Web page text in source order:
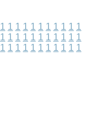
1 1 1 1 1 1 1 1 1 1 1
1 1 1 1 1 1 1 1 1 1 1
1 1 1 1 1 1 1 1 1 1 1